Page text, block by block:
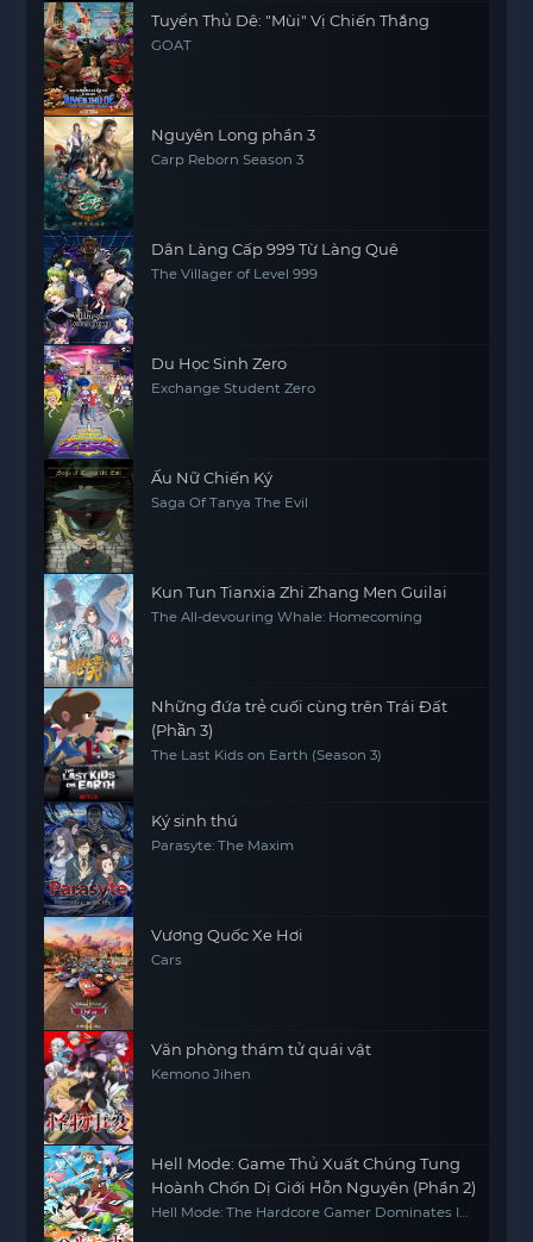
Tuyển Thủ Dê: "Mùi" Vị Chiến Thắng
GOAT
Nguyên Long phần 3
Carp Reborn Season 3
Dân Làng Cấp 999 Từ Làng Quê
The Villager of Level 999
Du Học Sinh Zero
Exchange Student Zero
Ấu Nữ Chiến Ký
Saga Of Tanya The Evil
Kun Tun Tianxia Zhi Zhang Men Guilai
The All-devouring Whale: Homecoming
Những đứa trẻ cuối cùng trên Trái Đất
(Phần 3)
The Last Kids on Earth (Season 3)
Ký sinh thú
Parasyte: The Maxim
Vương Quốc Xe Hơi
Cars
Văn phòng thám tử quái vật
Kemono Jihen
Hell Mode: Game Thủ Xuất Chúng Tung
Hoành Chốn Dị Giới Hỗn Nguyên (Phần 2)
Hell Mode: The Hardcore Gamer Dominates In